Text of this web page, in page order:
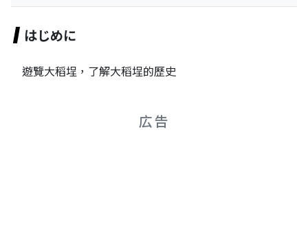
はじめに
遊覽大稻埕，了解大稻埕的歷史
広告